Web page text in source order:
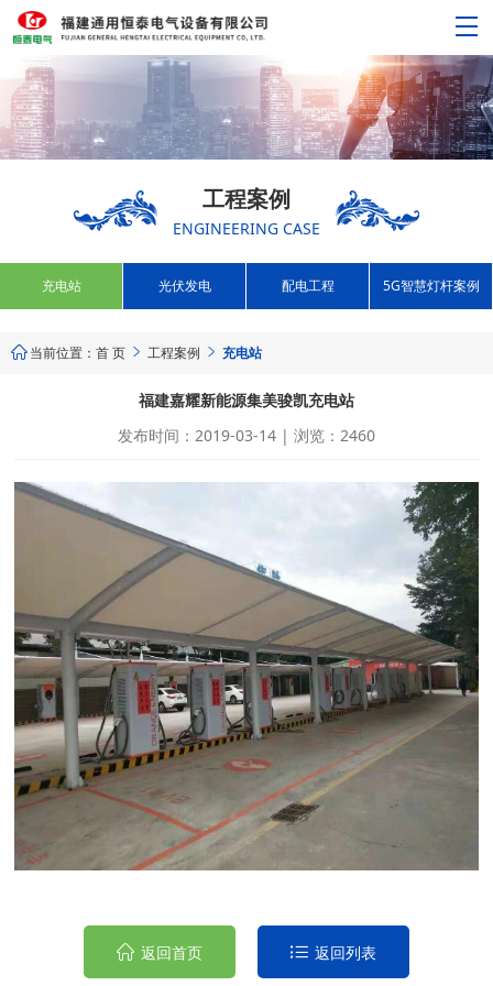
工程案例
ENGINEERING CASE
充电站 光伏发电 配电工程 5G智慧灯杆案例
当前位置： 首 页  工程案例  充电站
福建嘉耀新能源集美骏凯充电站
发布时间：2019-03-14 | 浏览：2460
返回首页 返回列表